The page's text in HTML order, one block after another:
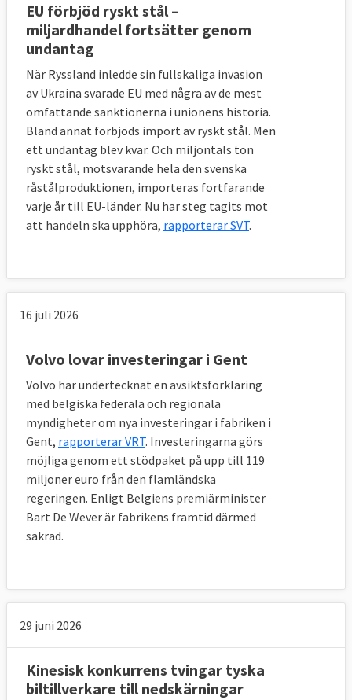
EU förbjöd ryskt stål –
miljardhandel fortsätter genom
undantag
När Ryssland inledde sin fullskaliga invasion
av Ukraina svarade EU med några av de mest
omfattande sanktionerna i unionens historia.
Bland annat förbjöds import av ryskt stål. Men
ett undantag blev kvar. Och miljontals ton
ryskt stål, motsvarande hela den svenska
råstålproduktionen, importeras fortfarande
varje år till EU-länder. Nu har steg tagits mot
att handeln ska upphöra, rapporterar SVT.
16 juli 2026
Volvo lovar investeringar i Gent
Volvo har undertecknat en avsiktsförklaring
med belgiska federala och regionala
myndigheter om nya investeringar i fabriken i
Gent, rapporterar VRT. Investeringarna görs
möjliga genom ett stödpaket på upp till 119
miljoner euro från den flamländska
regeringen. Enligt Belgiens premiärminister
Bart De Wever är fabrikens framtid därmed
säkrad.
29 juni 2026
Kinesisk konkurrens tvingar tyska
biltillverkare till nedskärningar